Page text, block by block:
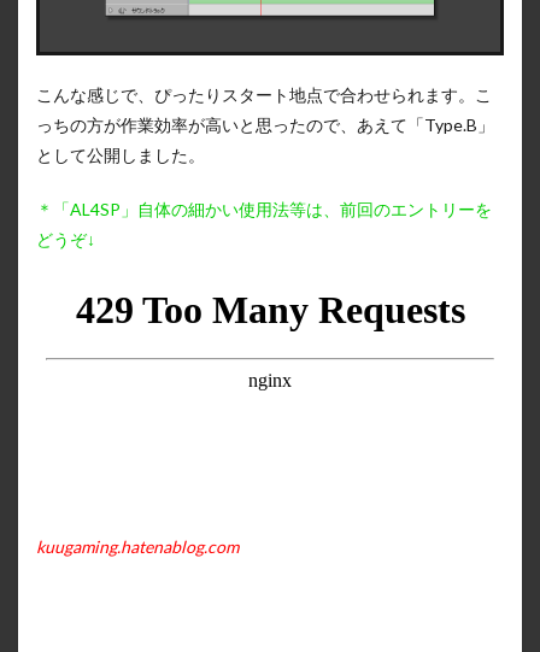
こんな感じで、ぴったりスタート地点で合わせられます。こ
っちの方が作業効率が高いと思ったので、あえて「Type.B」
として公開しました。
＊「AL4SP」自体の細かい使用法等は、前回のエントリーを
どうぞ↓
kuugaming.hatenablog.com